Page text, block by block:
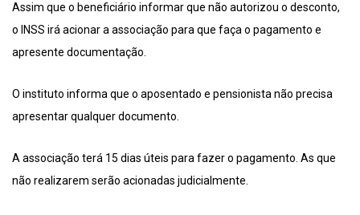
Assim que o beneficiário informar que não autorizou o desconto,
o INSS irá acionar a associação para que faça o pagamento e
apresente documentação.
O instituto informa que o aposentado e pensionista não precisa
apresentar qualquer documento.
A associação terá 15 dias úteis para fazer o pagamento. As que
não realizarem serão acionadas judicialmente.